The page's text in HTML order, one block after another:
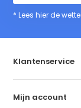
* Lees hier de
Klantenservice
Mijn account